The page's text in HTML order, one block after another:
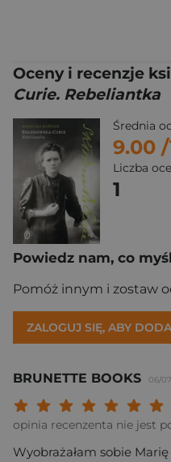
Oceny i recenzje
Curie. Rebeliantka
Średnia
9.00 /
Liczba
1
Powiedz nam, co
Pomóż innym i zostaw
ZALOGUJ SIĘ, ABY
BRUNETTE BOOKS 06/
Twoja
Twoja
Twoja ocena:
Twoja ocena:
Twoja ocena: Bardzo
Twoja ocena:
opinia recenzenta nie jest
Wyobrażałam sobie